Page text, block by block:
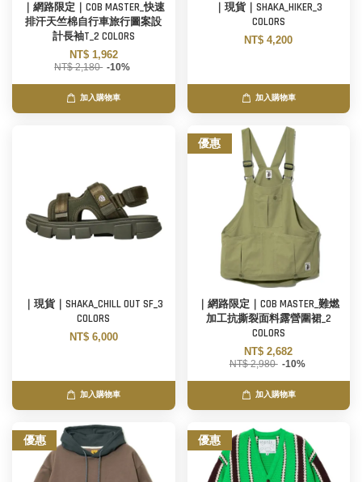
｜網路限定｜COB MASTER_快速
排汗天竺棉自行車旅行圖案設
計長袖T_2 COLORS
NT$ 1,962
NT$ 2,180 -10%
加入購物車
｜現貨｜SHAKA_HIKER_3
COLORS
NT$ 4,200
加入購物車
｜現貨｜SHAKA_CHILL OUT SF_3
COLORS
NT$ 6,000
加入購物車
優惠
｜網路限定｜COB MASTER_難燃
加工抗撕裂面料露營圍裙_2
COLORS
NT$ 2,682
NT$ 2,980 -10%
加入購物車
優惠 優惠